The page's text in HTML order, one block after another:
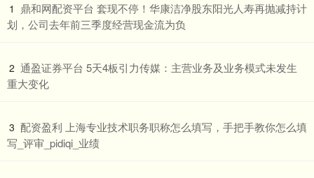
1 ​鼎和网配资平台 套现不停！华康洁净股东阳光人寿再抛减持计
划，公司去年前三季度经营现金流为负
2 ​通盈证券平台 5天4板引力传媒：主营业务及业务模式未发生
重大变化
3 ​配资盈利 上海专业技术职务职称怎么填写，手把手教你怎么填
写_评审_pidiqi_业绩